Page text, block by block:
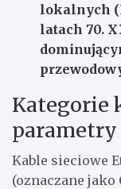
lokalnych
latach 70.
Kategorie
parametry
Kable sieciowe
(oznaczane